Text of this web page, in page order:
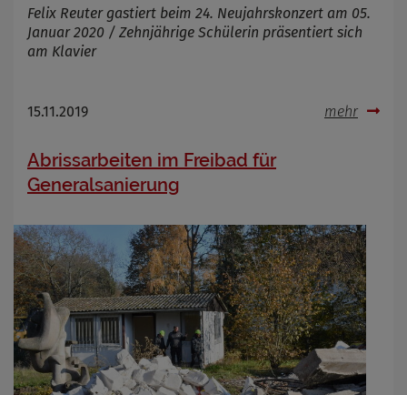
Felix Reuter gastiert beim 24. Neujahrskonzert am 05.
Januar 2020 / Zehnjährige Schülerin präsentiert sich
am Klavier
15.11.2019 mehr
Abrissarbeiten im Freibad für
Generalsanierung
Anbieter
Cookie Name
Cookie Laufzeit
Infos schließen